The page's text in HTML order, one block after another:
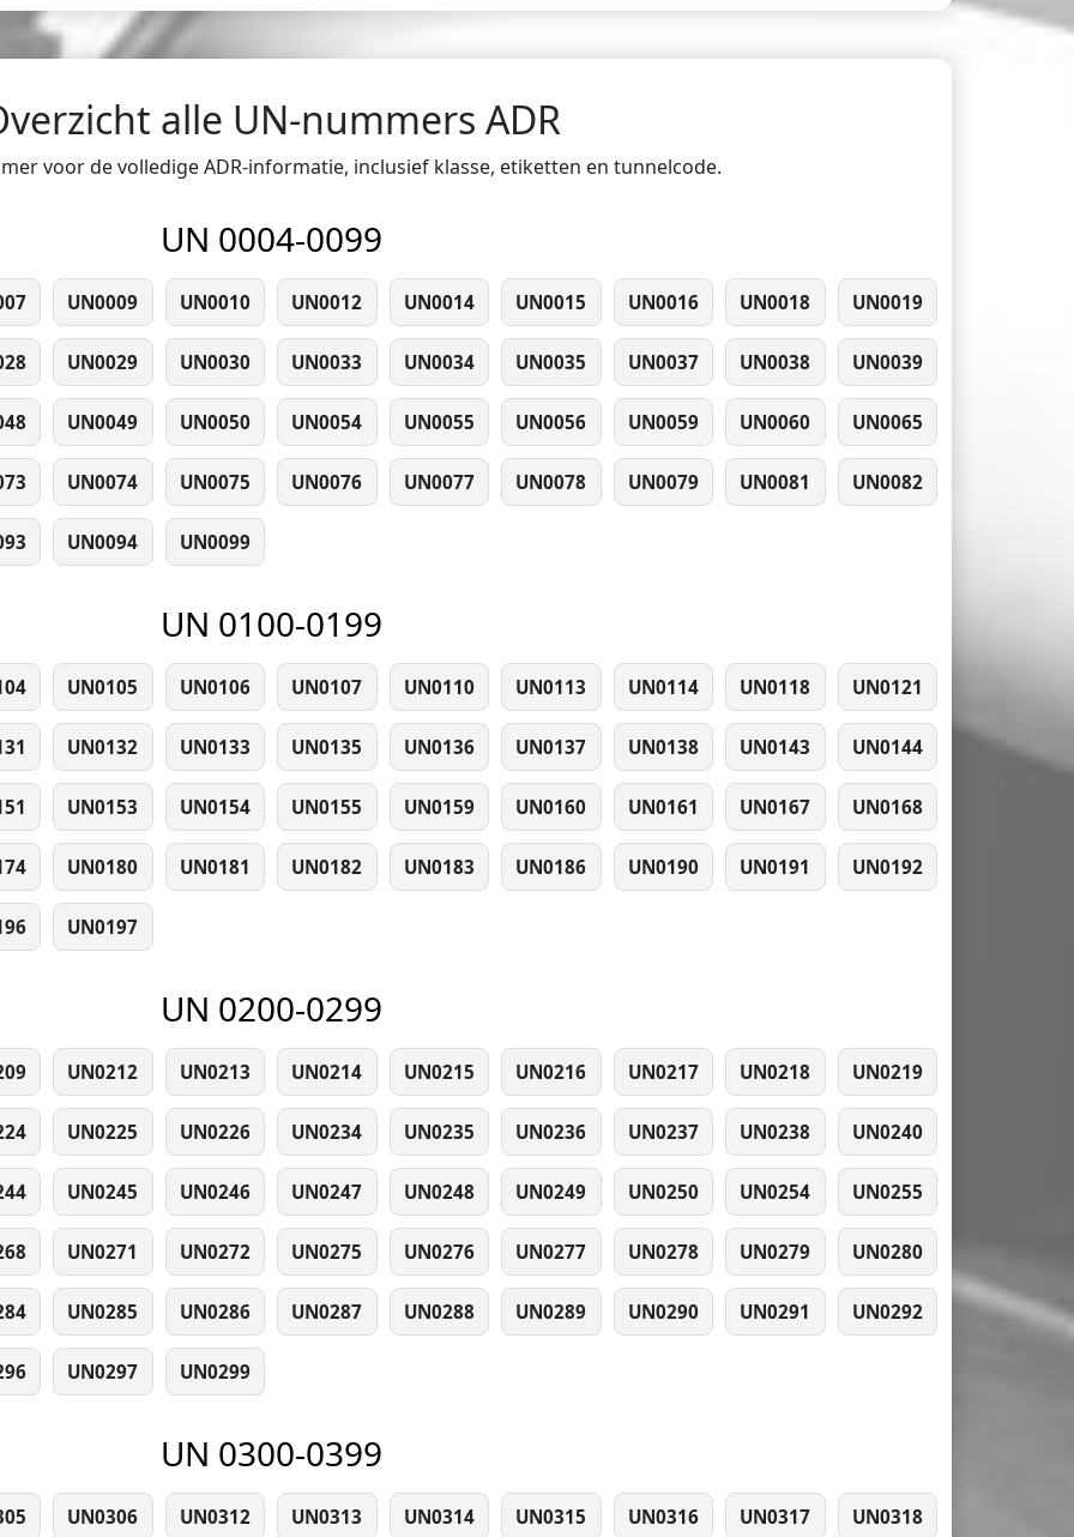
alle UN-nummers ADR
voor de volledige ADR-informatie, inclusief klasse, etiketten en tunnelcode.
UN 0004-0099
UN0009 UN0010 UN0012 UN0014 UN0015 UN0016 UN0018 UN0019
UN0029 UN0030 UN0033 UN0034 UN0035 UN0037 UN0038 UN0039
UN0049 UN0050 UN0054 UN0055 UN0056 UN0059 UN0060 UN0065
UN0074 UN0075 UN0076 UN0077 UN0078 UN0079 UN0081 UN0082
UN0094 UN0099
UN 0100-0199
UN0105 UN0106 UN0107 UN0110 UN0113 UN0114 UN0118 UN0121
UN0132 UN0133 UN0135 UN0136 UN0137 UN0138 UN0143 UN0144
UN0153 UN0154 UN0155 UN0159 UN0160 UN0161 UN0167 UN0168
UN0180 UN0181 UN0182 UN0183 UN0186 UN0190 UN0191 UN0192
UN0197
UN 0200-0299
UN0212 UN0213 UN0214 UN0215 UN0216 UN0217 UN0218 UN0219
UN0225 UN0226 UN0234 UN0235 UN0236 UN0237 UN0238 UN0240
UN0245 UN0246 UN0247 UN0248 UN0249 UN0250 UN0254 UN0255
UN0271 UN0272 UN0275 UN0276 UN0277 UN0278 UN0279 UN0280
UN0285 UN0286 UN0287 UN0288 UN0289 UN0290 UN0291 UN0292
UN0297 UN0299
UN 0300-0399
UN0306 UN0312 UN0313 UN0314 UN0315 UN0316 UN0317 UN0318